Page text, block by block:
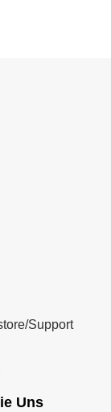
Support
Uns